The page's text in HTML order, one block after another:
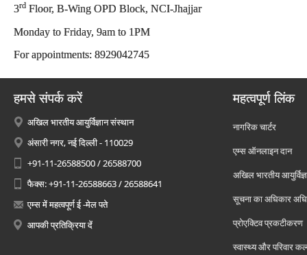
3rd Floor, B-Wing OPD Block, NCI-Jhajjar
Monday to Friday, 9am to 1PM
For appointments: 8929042745
हमसे संपर्क करें
अखिल भारतीय आयुर्विज्ञान संस्थान
अंसारी नगर, नई दिल्ली - 110029
+91-11-26588500 / 26588700
फैक्स: +91-11-26588663 / 26588641
एम्स में महत्वपूर्ण ई -मेल पते
आपकी प्रतिक्रिया दें
महत्वपूर्ण लिंक
नागरिक चार्टर
एम्स ऑनलाइन दान
अखिल भारतीय
सूचना का अधिकार
प्रोएक्टिव प्रकटीकरण
स्वास्थ्य और परिवार